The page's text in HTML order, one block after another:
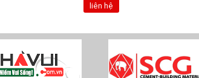
liên hệ